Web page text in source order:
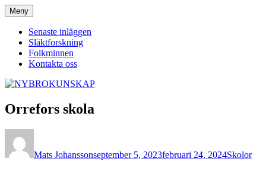
Hoppa
till
innehåll
NYBROKUNSKAP
Meny
Senaste inläggen
Släktforskning
Folkminnen
Kontakta oss
Orrefors skola
Mats Johanssonseptember 5, 2023februari 24, 2024Skolor